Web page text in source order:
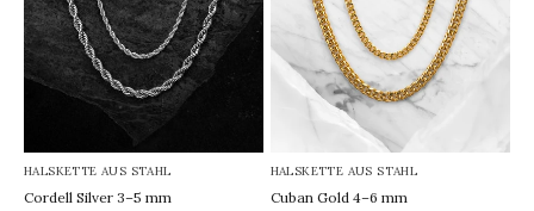
HALSKETTE AUS STAHL
Cordell Silver 3–5 mm
HALSKETTE AUS STAHL
Cuban Gold 4–6 mm